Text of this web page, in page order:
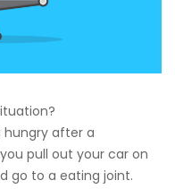
hungry after a
pull out your car on
go to a eating joint.